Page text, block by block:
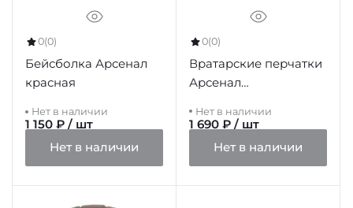
0(0)
Бейсболка Арсенал
красная
Нет в наличии
1 150 ₽ / шт
Нет в наличии
0(0)
Вратарские перчатки
Арсенал
Goalkeeper Gloves
Нет в наличии
1 690 ₽ / шт
Нет в наличии